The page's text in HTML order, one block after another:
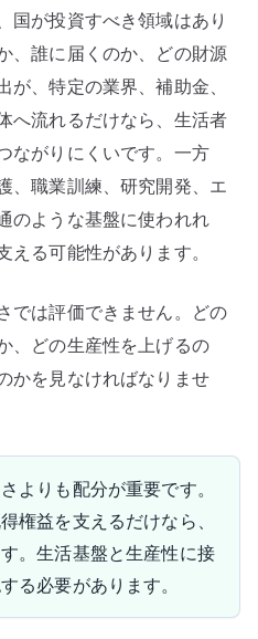
国が投資すべき領域はあり
、誰に届くのか、どの財源
、特定の業界、補助金、
へ流れるだけなら、生活者
ながりにくいです。一方
、職業訓練、研究開発、エ
のような基盤に使われれ
る可能性があります。
では評価できません。どの
、どの生産性を上げるの
かを見なければなりませ
よりも配分が重要です。
権益を支えるだけなら、
。生活基盤と生産性に接
る必要があります。